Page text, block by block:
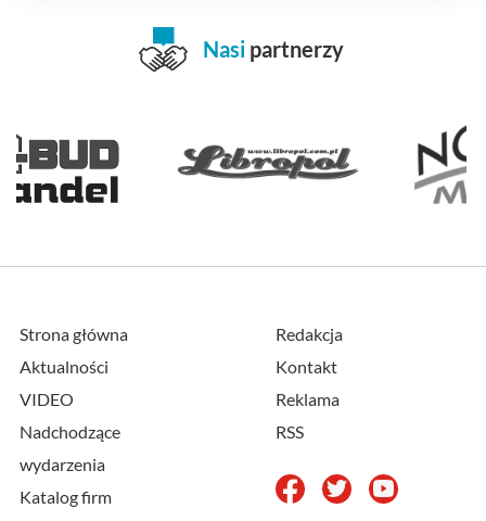
Nasi partnerzy
Strona główna
Aktualności
VIDEO
Nadchodzące
wydarzenia
Katalog firm
Redakcja
Kontakt
Reklama
RSS